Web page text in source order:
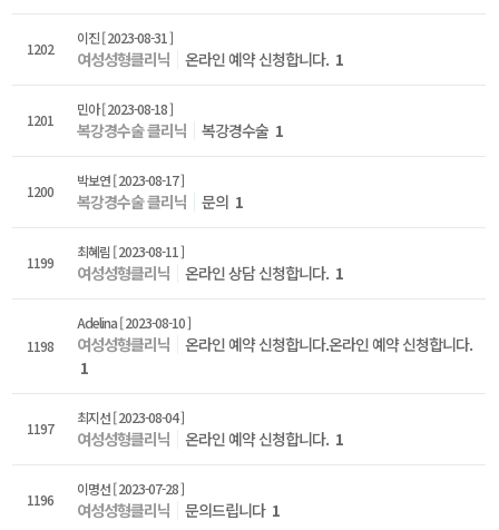
1202
이진[ 2023-08-31 ]
여성성형클리닉 온라인 예약 신청합니다. 1
1201
민아[ 2023-08-18 ]
복강경수술 클리닉 복강경수술 1
1200
박보연[ 2023-08-17 ]
복강경수술 클리닉 문의 1
1199
최혜림[ 2023-08-11 ]
여성성형클리닉 온라인 상담 신청합니다. 1
1198
Adelina[ 2023-08-10 ]
여성성형클리닉
온라인 예약 신청합니다.온라인 예약 신청합니다.
1
1197
최지선[ 2023-08-04 ]
여성성형클리닉 온라인 예약 신청합니다. 1
1196
이명선[ 2023-07-28 ]
여성성형클리닉 문의드립니다 1